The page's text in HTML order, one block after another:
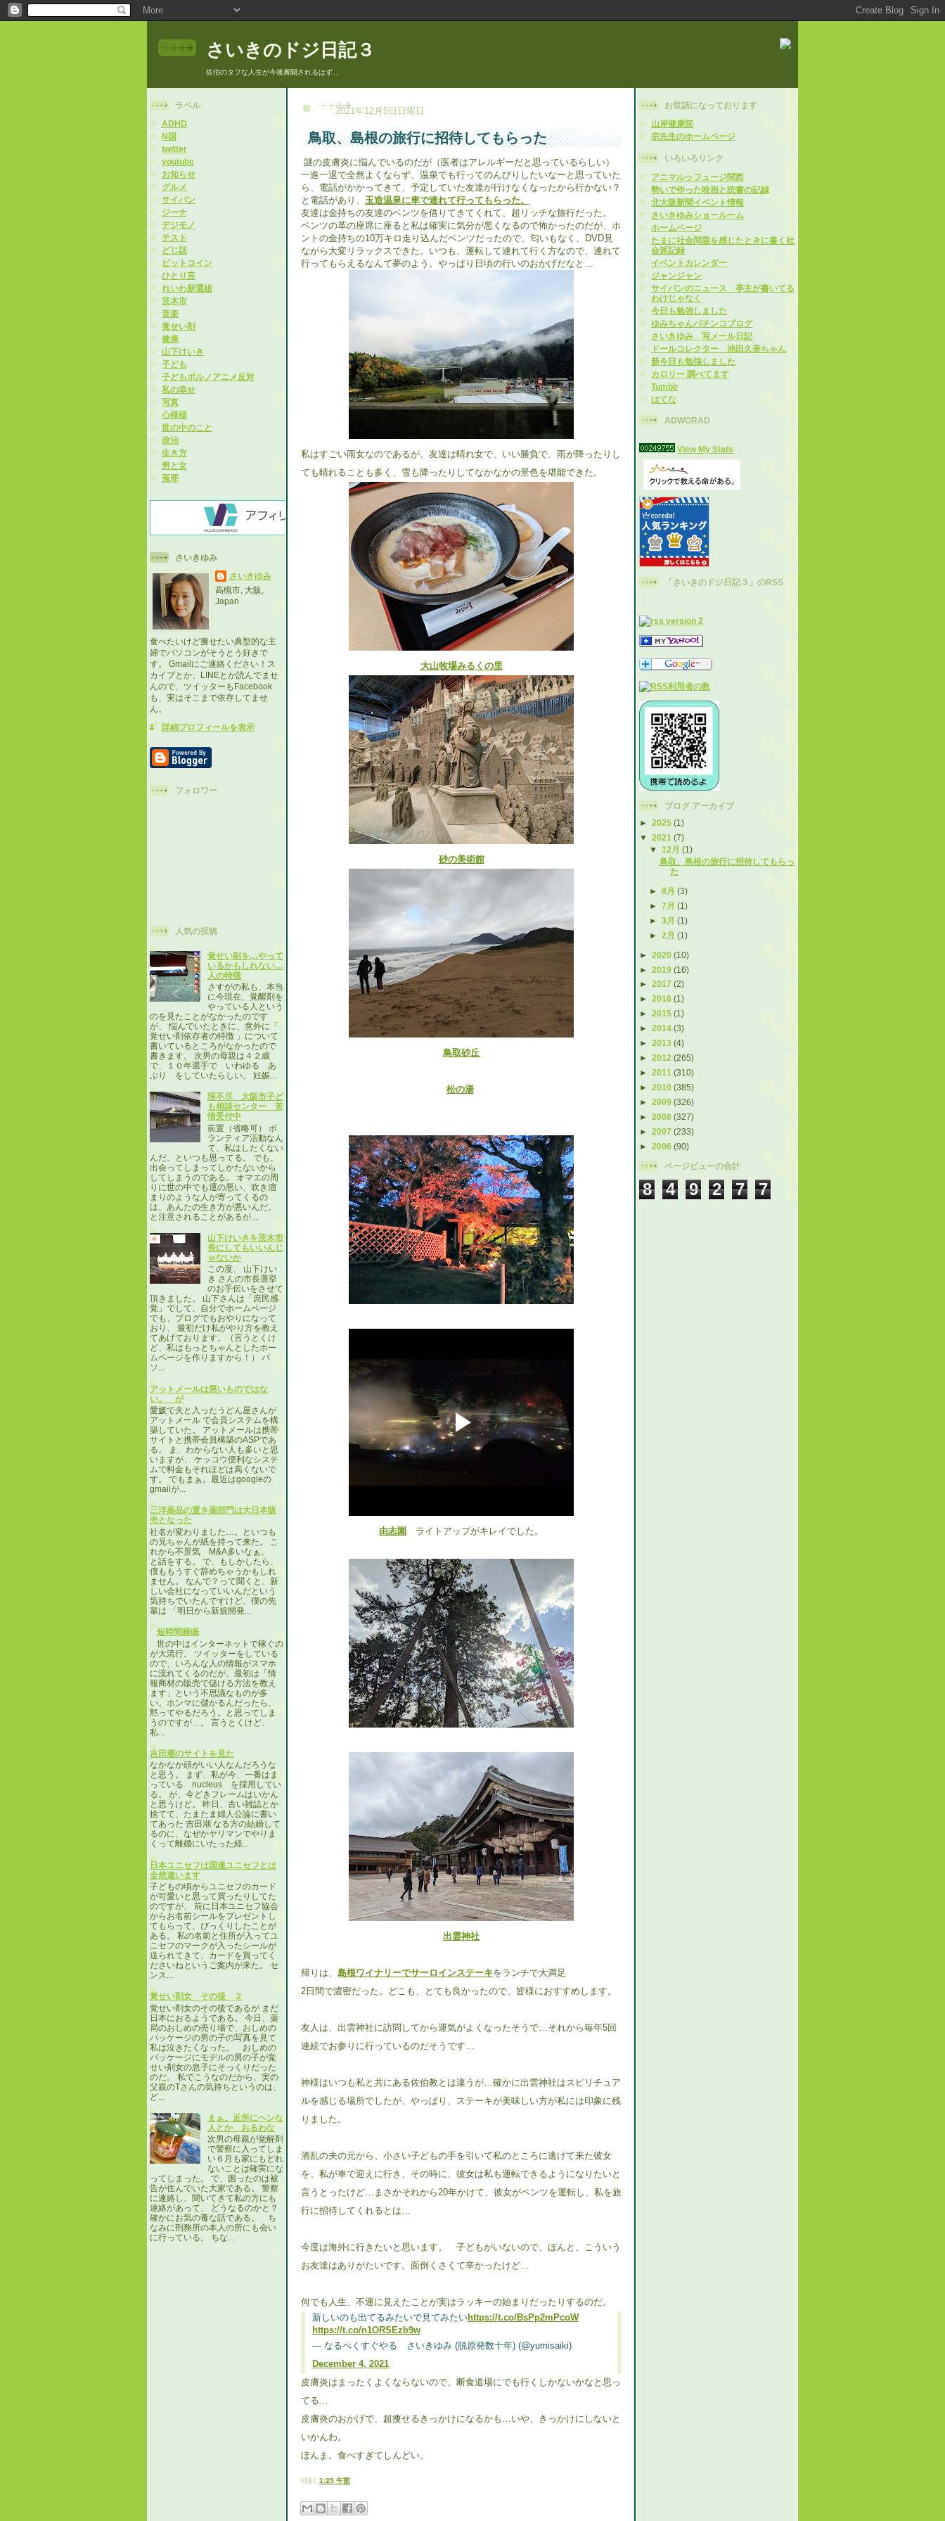
さいきのドジ日記３
佐伯のタフな人生が今後展開されるはず…
ラベル
ADHD
N国
twitter
youtube
お知らせ
グルメ
サイパン
ジーナ
デジモノ
テスト
どじ話
ビットコイン
ひとり言
れいわ新選組
茨木市
音楽
覚せい剤
健康
山下けいき
子ども
子どもポルノアニメ反対
私の幸せ
写真
心模様
世の中のこと
政治
生き方
男と女
冤罪
さいきゆみ
さいきゆみ
高槻市, 大阪,
Japan
食べたいけど痩せたい典型的な主
婦でパソコンがそうとう好きで
す。 Gmailにご連絡ください！ス
カイプとか、LINEとか読んでませ
んので、ツイッターもFacebook
も、実はそこまで依存してませ
ん。
詳細プロフィールを表示
フォロワー
人気の投稿
覚せい剤を…やって
いるかもしれない…
人の特徴
さすがの私も、本当
に今現在、覚醒剤を
やっている人という
のを見たことがなかったのです
が、 悩んでいたときに、意外に「
覚せい剤依存者の特徴 」について
書いているところがなかったので
書きます。 次男の母親は４２歳
で、１０年選手で いわゆる あ
ぶり をしていたらしい。 妊娠...
理不尽 大阪市子ど
も相談センター 苦
情受付中
前置（省略可） ボ
ランティア活動なん
て、私はしたくない
んだ。といつも思ってる。 でも、
出会ってしまってしかたないから
してしまうのである。 オマエの周
りに世の中でも運の悪い、吹き溜
まりのような人が寄ってくるの
は、あんたの生き方が悪いんだ。
と注意されることがあるが...
山下けいきを茨木市
長にしてもいいんじ
ゃないか
この度、 山下けい
き さんの市長選挙
のお手伝いをさせて
頂きました。 山下さんは「庶民感
覚」でして、自分でホームページ
でも、ブログでもおやりになって
おり、 最初だけ私がやり方を教え
てあげております。（言うとくけ
ど、私はもっとちゃんとしたホー
ムページを作りますから！） パ
ソ...
アットメールは悪いものではな
い。 が
愛媛で夫と入ったうどん屋さんが
アットメール で会員システムを構
築していた。 アットメールは携帯
サイトと携帯会員構築のASPであ
る。 ま、わからない人も多いと思
いますが、 ケッコウ便利なシステ
ムで料金もそれほどは高くないで
す。 でもまぁ。最近はgoogleの
gmailが...
三洋薬品の置き薬部門は大日本販
売となった
社名が変わりました…。といつも
の兄ちゃんが紙を持って来た。 こ
れから不景気 M&A多いなぁ。
と話をする。 で、もしかしたら、
僕ももうすぐ辞めちゃうかもしれ
ません。 なんで？って聞くと、新
しい会社になっていいんだという
気持ちでいたんですけど、僕の先
輩は 「明日から新規開発...
短時間睡眠
世の中はインターネットで稼ぐの
が大流行。 ツイッターをしている
ので、いろんな人の情報がスマホ
に流れてくるのだが、最初は「情
報商材の販売で儲ける方法を教え
ます」という不思議なものが多
い。ホンマに儲かるんだったら、
黙ってやるだろう。と思ってしま
うのですが…。 言うとくけど、
私...
吉田潮のサイトを見た
なかなか頭がいい人なんだろうな
と思う。 まず、私が今、一番はま
っている nucleus を採用してい
る。 が、今どきフレームはいかん
と思うけど。 昨日、古い雑誌とか
捨てて、たまたま婦人公論に書い
てあった 吉田潮 なる方の結婚して
るのに、なぜかヤリマンでやりま
くって離婚にいたった経...
日本ユニセフは国連ユニセフとは
全然違います
子どもの頃からユニセフのカード
が可愛いと思って買ったりしてた
のですが、 前に日本ユニセフ協会
からお名前シールをプレゼントし
てもらって、びっくりしたことが
ある。 私の名前と住所が入ってユ
ニセフのマークが入ったシールが
送られてきて、カードを買ってく
ださいねというご案内が来た。 セ
ンス...
覚せい剤女 その後 ２
覚せい剤女のその後であるが まだ
日本におるようである。 今日、薬
局のおしめの売り場で、おしめの
パッケージの男の子の写真を見て
私は泣きたくなった。 おしめの
パッケージにモデルの男の子が覚
せい剤女の息子にそっくりだった
のだ。 私でこうなのだから、実の
父親のTさんの気持ちというのは、
ど...
まぁ。近所にヘンな
人とか おるわな
次男の母親が覚醒剤
で警察に入ってしま
い６月も家にもどれ
ないことは確実にな
ってしまった。 で、困ったのは被
告が住んでいた大家である。 警察
に連絡し、聞いてきて私の方にも
連絡があって、 どうなるのかと？
確かにお気の毒な話である。 ち
なみに刑務所の本人の所にも会い
に行っている。 ちな...
お世話になっております
山岸健康院
宗先生のホームページ
いろいろリンク
アニマルッフュージ関西
勢いで作った映画と読書の記録
北大阪新聞イベント情報
さいきゆみショールーム
ホームページ
たまに社会問題を感じたときに書く社
会派記録
イベントカレンダー
ジャンジャン
サイパンのニュース 亭主が書いてる
わけじゃなく
今日も勉強しました
ゆみちゃんパチンコブログ
さいきゆみ 写メール日記
ドールコレクター 池田久美ちゃん
新今日も勉強しました
カロリー 調べてます
Tumblr
はてな
ADWORAD
View My Stats
「さいきのドジ日記３」のRSS
ブログ アーカイブ
► 2025 (1)
▼ 2021 (7)
▼12月(1)
鳥取、島根の旅行に招待してもらっ
た
►8月(3)
►7月(1)
►3月(1)
►2月(1)
► 2020 (10)
► 2019 (16)
► 2017 (2)
► 2016 (1)
► 2015 (1)
► 2014 (3)
► 2013 (4)
► 2012 (265)
► 2011 (310)
► 2010 (385)
► 2009 (326)
► 2008 (327)
► 2007 (233)
► 2006 (90)
ページビューの合計
8 4 9 2 7 7
2021年12月5日日曜日
鳥取、島根の旅行に招待してもらった
謎の皮膚炎に悩んでいるのだが（医者はアレルギーだと思っているらしい）
一進一退で全然よくならず、温泉でも行ってのんびりしたいなーと思っていた
ら、電話がかかってきて、予定していた友達が行けなくなったから行かない？
と電話があり、 玉造温泉に車で連れて行ってもらった。
友達は金持ちの友達のベンツを借りてきてくれて、超リッチな旅行だった。
ベンツの革の座席に座ると私は確実に気分が悪くなるので怖かったのだが、ホ
ントの金持ちの10万キロ走り込んだベンツだったので、匂いもなく、DVD見
ながら大変リラックスできた。いつも、運転して連れて行く方なので、連れて
行ってもらえるなんて夢のよう。やっぱり日頃の行いのおかげだなと…
私はすごい雨女なのであるが、友達は晴れ女で、いい勝負で、雨が降ったりし
ても晴れることも多く、雪も降ったりしてなかなかの景色を堪能できた。
大山牧場みるくの里
砂の美術館
鳥取砂丘
松の湯
由志園 ライトアップがキレイでした。
出雲神社
帰りは、 島根ワイナリーでサーロインステーキをランチで大満足
2日間で濃密だった。どこも、とても良かったので、皆様におすすめします。
友人は、出雲神社に訪問してから運気がよくなったそうで…それから毎年5回
連続でお参りに行っているのだそうです…
神様はいつも私と共にある佐伯教とは違うが…確かに出雲神社はスピリチュア
ルを感じる場所でしたが、やっぱり、ステーキが美味しい方が私には印象に残
りました。
酒乱の夫の元から、小さい子どもの手を引いて私のところに逃げて来た彼女
を、私が車で迎えに行き、その時に、彼女は私も運転できるようになりたいと
言うとったけど…まさかそれから20年かけて、彼女がベンツを運転し、私を旅
行に招待してくれるとは…
今度は海外に行きたいと思います。 子どもがいないので、ほんと、こういう
お友達はありがたいです。面倒くさくて辛かったけど…
何でも人生、不運に見えたことが実はラッキーの始まりだったりするのだ。
新しいのも出てるみたいで見てみたいhttps://t.co/BsPp2mPcoW
https://t.co/n1ORSEzb9w
— なるべくすぐやる さいきゆみ (脱原発数十年) (@yumisaiki)
December 4, 2021
皮膚炎はまったくよくならないので、断食道場にでも行くしかないかなと思っ
てる…
皮膚炎のおかげで、超痩せるきっかけになるかも…いや、きっかけにしないと
いかんわ。
ほんま。食べすぎてしんどい。
時刻: 1:25 午前